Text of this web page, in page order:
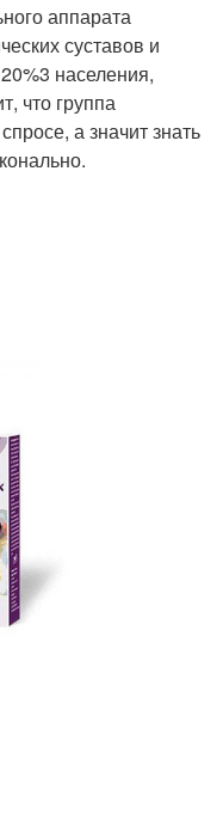
аппарата
суставов и
населения,
что группа
а значит знать